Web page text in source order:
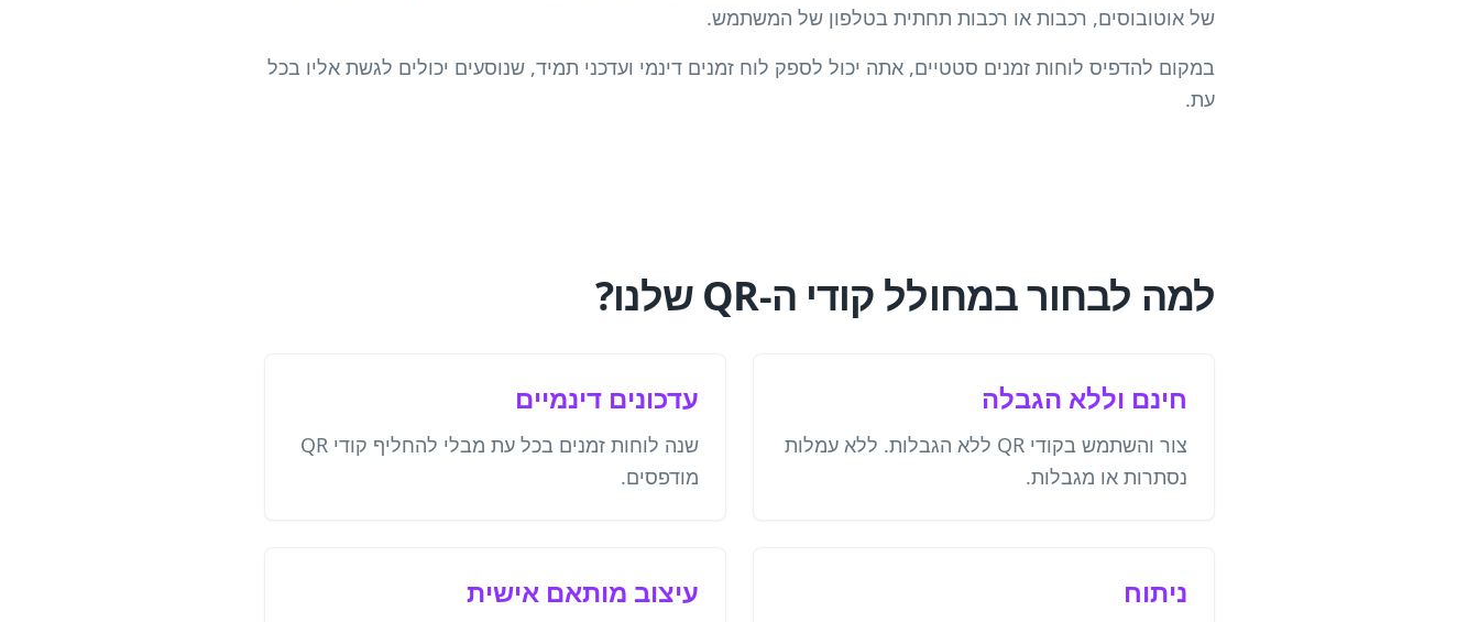
של אוטובוסים, רכבות או רכבות תחתית בטלפון של המשתמש.
במקום להדפיס לוחות זמנים סטטיים, אתה יכול לספק לוח זמנים דינמי ועדכני תמיד, שנוסעים יכולים לגשת אליו בכל
עת.
למה לבחור במחולל קודי ה-QR שלנו?
חינם וללא הגבלה
צור והשתמש בקודי QR ללא הגבלות. ללא עמלות
נסתרות או מגבלות.
עדכונים דינמיים
שנה לוחות זמנים בכל עת מבלי להחליף קודי QR
מודפסים.
ניתוח עיצוב מותאם אישית